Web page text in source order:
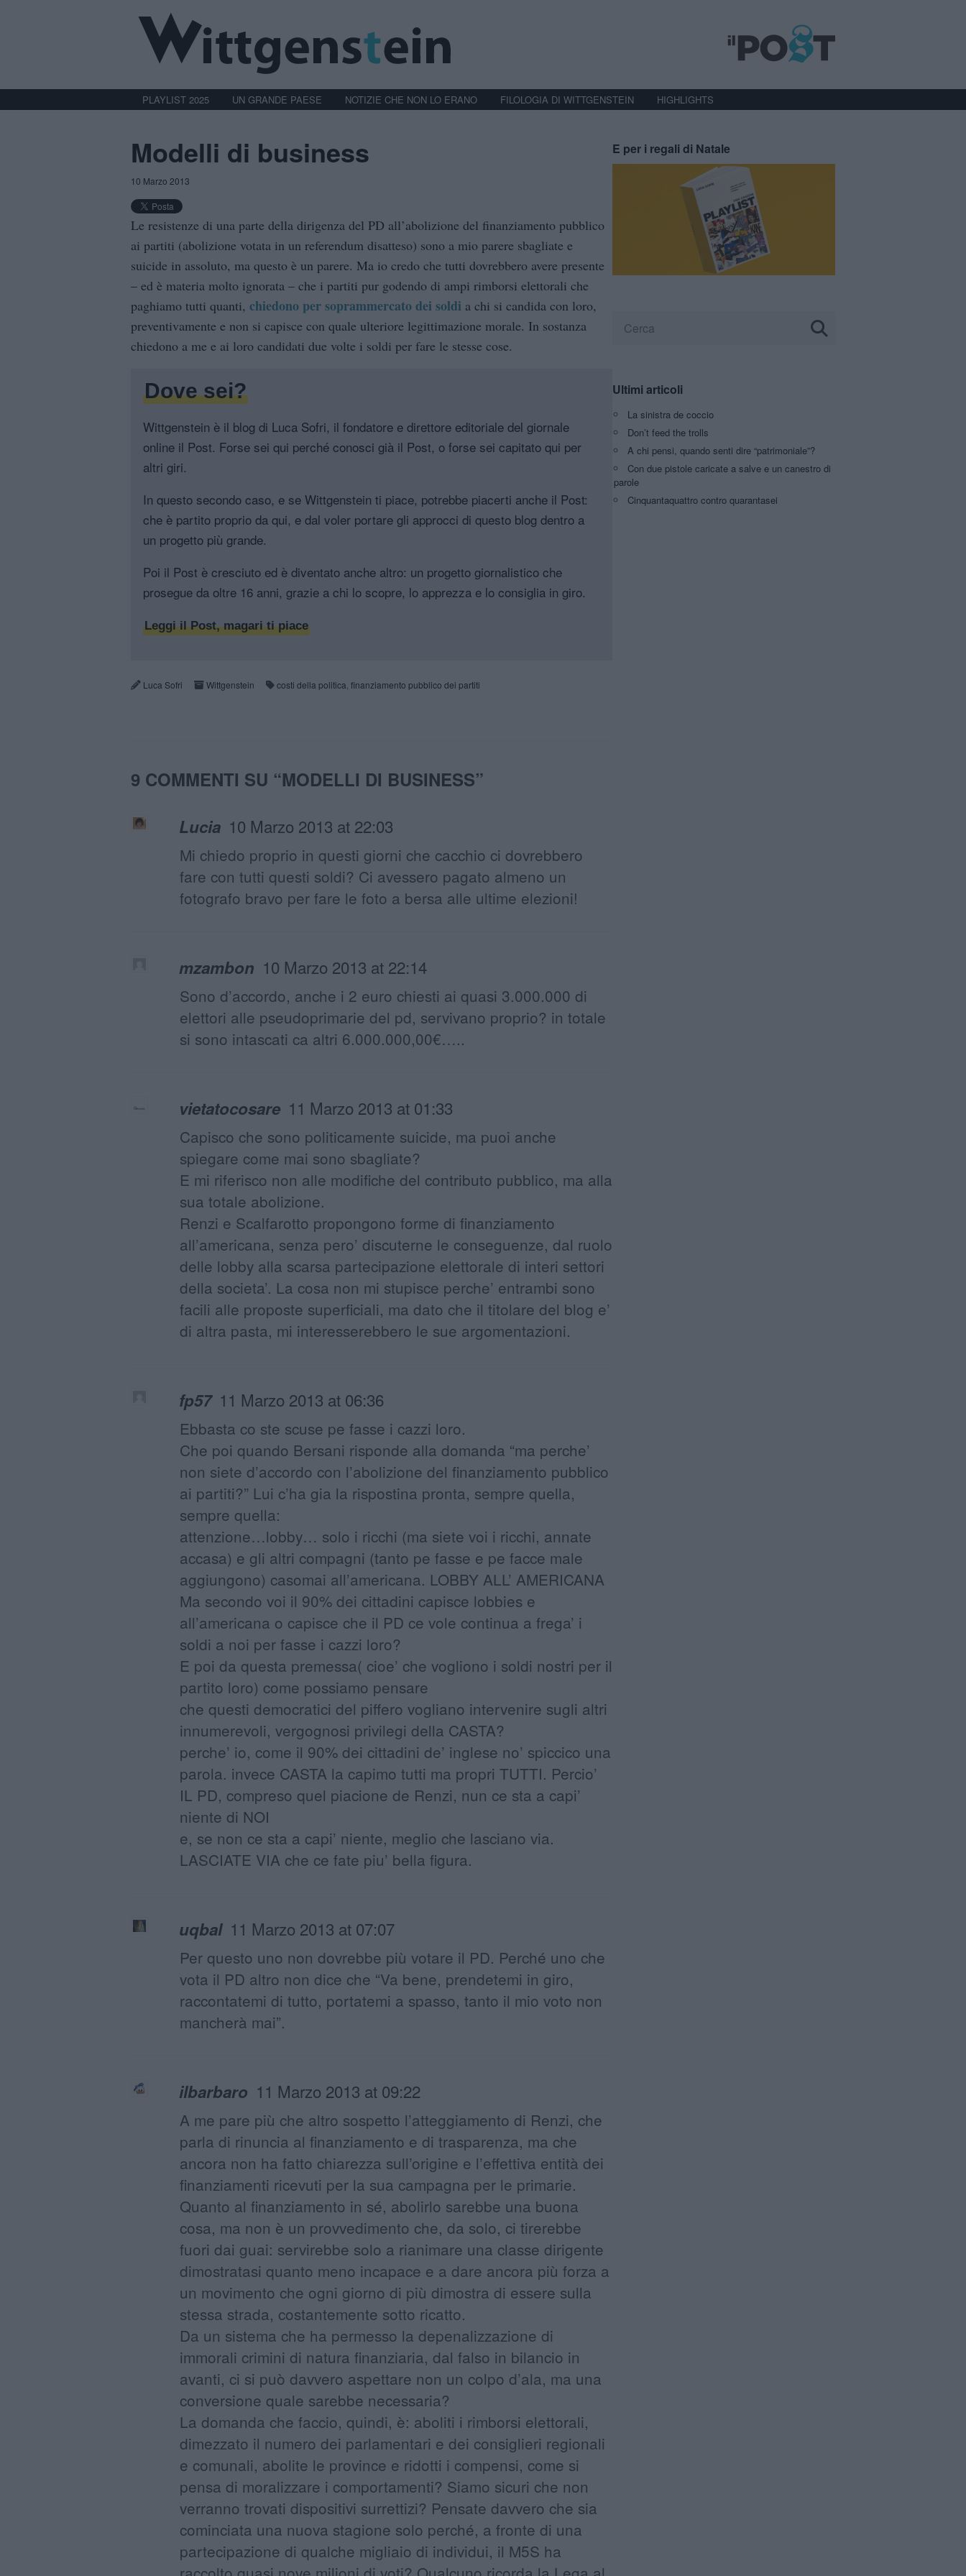
PLAYLIST 2025 UN GRANDE PAESE NOTIZIE CHE NON LO ERANO FILOLOGIA DI WITTGENSTEIN HIGHLIGHTS
Modelli di business
10 Marzo 2013
Le resistenze di una parte della dirigenza del PD all’abolizione del finanziamento pubblico
ai partiti (abolizione votata in un referendum disatteso) sono a mio parere sbagliate e
suicide in assoluto, ma questo è un parere. Ma io credo che tutti dovrebbero avere presente
– ed è materia molto ignorata – che i partiti pur godendo di ampi rimborsi elettorali che
paghiamo tutti quanti, chiedono per soprammercato dei soldi a chi si candida con loro,
preventivamente e non si capisce con quale ulteriore legittimazione morale. In sostanza
chiedono a me e ai loro candidati due volte i soldi per fare le stesse cose.
Dove sei?
Wittgenstein è il blog di Luca Sofri, il fondatore e direttore editoriale del giornale
online il Post. Forse sei qui perché conosci già il Post, o forse sei capitato qui per
altri giri.
In questo secondo caso, e se Wittgenstein ti piace, potrebbe piacerti anche il Post:
che è partito proprio da qui, e dal voler portare gli approcci di questo blog dentro a
un progetto più grande.
Poi il Post è cresciuto ed è diventato anche altro: un progetto giornalistico che
prosegue da oltre 16 anni, grazie a chi lo scopre, lo apprezza e lo consiglia in giro.
Leggi il Post, magari ti piace
Luca Sofri Wittgenstein costi della politica finanziamento pubblico dei partiti
9 COMMENTI SU “MODELLI DI BUSINESS”
Lucia 10 Marzo 2013 at 22:03
Mi chiedo proprio in questi giorni che cacchio ci dovrebbero
fare con tutti questi soldi? Ci avessero pagato almeno un
fotografo bravo per fare le foto a bersa alle ultime elezioni!
mzambon 10 Marzo 2013 at 22:14
Sono d’accordo, anche i 2 euro chiesti ai quasi 3.000.000 di
elettori alle pseudoprimarie del pd, servivano proprio? in totale
si sono intascati ca altri 6.000.000,00€…..
vietatocosare 11 Marzo 2013 at 01:33
Capisco che sono politicamente suicide, ma puoi anche
spiegare come mai sono sbagliate?
E mi riferisco non alle modifiche del contributo pubblico, ma alla
sua totale abolizione.
Renzi e Scalfarotto propongono forme di finanziamento
all’americana, senza pero’ discuterne le conseguenze, dal ruolo
delle lobby alla scarsa partecipazione elettorale di interi settori
della societa’. La cosa non mi stupisce perche’ entrambi sono
facili alle proposte superficiali, ma dato che il titolare del blog e’
di altra pasta, mi interesserebbero le sue argomentazioni.
fp57 11 Marzo 2013 at 06:36
Ebbasta co ste scuse pe fasse i cazzi loro.
Che poi quando Bersani risponde alla domanda “ma perche’
non siete d’accordo con l’abolizione del finanziamento pubblico
ai partiti?” Lui c’ha gia la rispostina pronta, sempre quella,
sempre quella:
attenzione…lobby… solo i ricchi (ma siete voi i ricchi, annate
accasa) e gli altri compagni (tanto pe fasse e pe facce male
aggiungono) casomai all’americana. LOBBY ALL’ AMERICANA
Ma secondo voi il 90% dei cittadini capisce lobbies e
all’americana o capisce che il PD ce vole continua a frega’ i
soldi a noi per fasse i cazzi loro?
E poi da questa premessa( cioe’ che vogliono i soldi nostri per il
partito loro) come possiamo pensare
che questi democratici del piffero vogliano intervenire sugli altri
innumerevoli, vergognosi privilegi della CASTA?
perche’ io, come il 90% dei cittadini de’ inglese no’ spiccico una
parola. invece CASTA la capimo tutti ma propri TUTTI. Percio’
IL PD, compreso quel piacione de Renzi, nun ce sta a capi’
niente di NOI
e, se non ce sta a capi’ niente, meglio che lasciano via.
LASCIATE VIA che ce fate piu’ bella figura.
uqbal 11 Marzo 2013 at 07:07
Per questo uno non dovrebbe più votare il PD. Perché uno che
vota il PD altro non dice che “Va bene, prendetemi in giro,
raccontatemi di tutto, portatemi a spasso, tanto il mio voto non
mancherà mai”.
ilbarbaro 11 Marzo 2013 at 09:22
A me pare più che altro sospetto l’atteggiamento di Renzi, che
parla di rinuncia al finanziamento e di trasparenza, ma che
ancora non ha fatto chiarezza sull’origine e l’effettiva entità dei
finanziamenti ricevuti per la sua campagna per le primarie.
Quanto al finanziamento in sé, abolirlo sarebbe una buona
cosa, ma non è un provvedimento che, da solo, ci tirerebbe
fuori dai guai: servirebbe solo a rianimare una classe dirigente
dimostratasi quanto meno incapace e a dare ancora più forza a
un movimento che ogni giorno di più dimostra di essere sulla
stessa strada, costantemente sotto ricatto.
Da un sistema che ha permesso la depenalizzazione di
immorali crimini di natura finanziaria, dal falso in bilancio in
avanti, ci si può davvero aspettare non un colpo d’ala, ma una
conversione quale sarebbe necessaria?
La domanda che faccio, quindi, è: aboliti i rimborsi elettorali,
dimezzato il numero dei parlamentari e dei consiglieri regionali
e comunali, abolite le province e ridotti i compensi, come si
pensa di moralizzare i comportamenti? Siamo sicuri che non
verranno trovati dispositivi surrettizi? Pensate davvero che sia
cominciata una nuova stagione solo perché, a fronte di una
partecipazione di qualche migliaio di individui, il M5S ha
E per i regali di Natale
Ultimi articoli
La sinistra de coccio
Don’t feed the trolls
A chi pensi, quando senti dire “patrimoniale”?
Con due pistole caricate a salve e un canestro di
parole
Cinquantaquattro contro quarantasei